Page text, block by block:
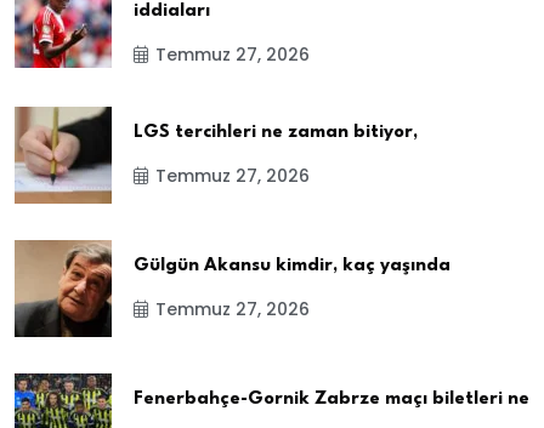
iddiaları
Temmuz 27, 2026
LGS tercihleri ne zaman bitiyor,
Temmuz 27, 2026
Gülgün Akansu kimdir, kaç yaşında
Temmuz 27, 2026
Fenerbahçe-Gornik Zabrze maçı biletleri ne